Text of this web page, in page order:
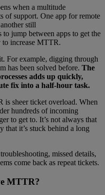
when a multitude
of support. One app for remote
still
jump between apps to get the
to increase MTTR.
For example, digging through
has been solved before. The
adds up quickly,
fix into a half-hour task.
sheer ticket overload. When
hundreds of incoming
to get to. It’s not always that
that it’s stuck behind a long
missed details,
come back as repeat tickets.
MTTR?